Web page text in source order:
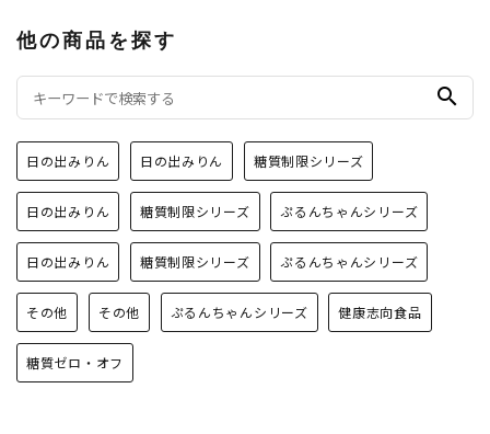
他の商品を探す
search
日の出みりん 日の出みりん 糖質制限シリーズ
日の出みりん 糖質制限シリーズ ぷるんちゃんシリーズ
日の出みりん 糖質制限シリーズ ぷるんちゃんシリーズ
その他 その他 ぷるんちゃんシリーズ 健康志向食品
糖質ゼロ・オフ